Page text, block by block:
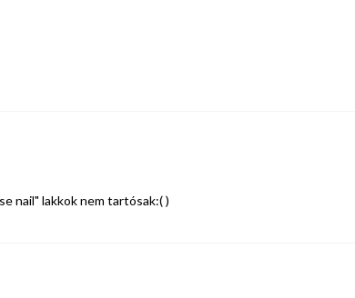
nail" lakkok nem tartósak:( )